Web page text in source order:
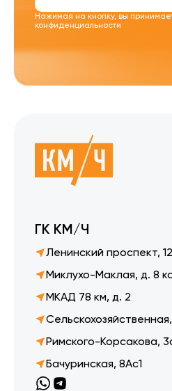
Нажимая на кнопку, вы
конфиденциальности
ГК КМ/Ч
Ленинский проспект,
Миклухо-Маклая, д. 8
МКАД 78 км, д. 2
Римского-Корсакова,
Бачуринская, 8Ас1